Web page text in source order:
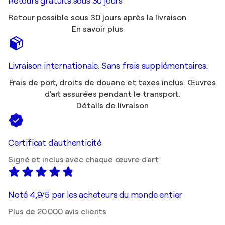
Retour possible sous 30 jours après la livraison
En savoir plus
Livraison internationale. Sans frais supplémentaires.
Frais de port, droits de douane et taxes inclus. Œuvres
d'art assurées pendant le transport.
Détails de livraison
Certificat d'authenticité
Signé et inclus avec chaque œuvre d'art
Noté 4,9/5 par les acheteurs du monde entier
Plus de 20 000 avis clients